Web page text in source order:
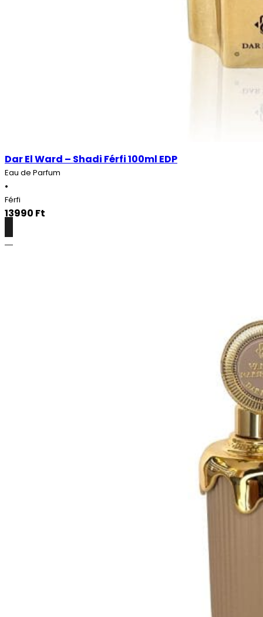
Dar El Ward – Shadi Férfi 100ml EDP
Eau de Parfum
•
Férfi
13990 Ft
Részletek